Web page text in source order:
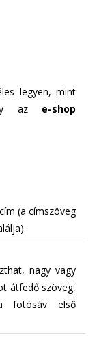
legyen, mint
az e-shop
(a címszöveg
nagy vagy
átfedő szöveg,
fotósáv első